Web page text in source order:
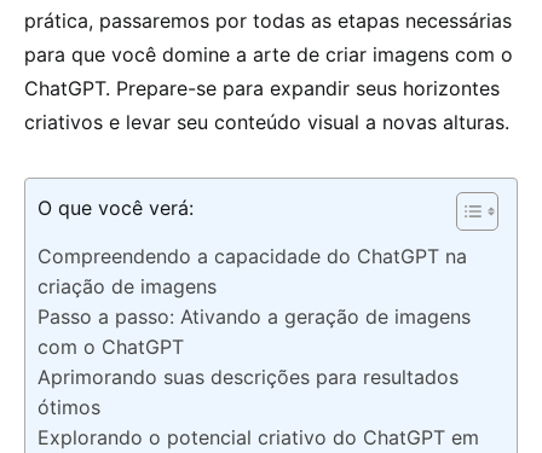
prática, passaremos por todas as etapas necessárias
para que você domine a arte de criar imagens com o
ChatGPT. Prepare-se para expandir seus horizontes
criativos e levar seu conteúdo visual a novas alturas.
O que você verá:
Compreendendo a capacidade do ChatGPT na
criação de imagens
Passo a passo: Ativando a geração de imagens
com o ChatGPT
Aprimorando suas descrições para resultados
ótimos
Explorando o potencial criativo do ChatGPT em